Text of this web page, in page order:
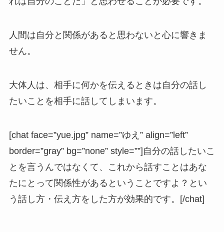
人間は自分と関係があると思わないと心に響きま
せん。
大体人は、相手に何かを伝えるときは自分の話し
たいことを相手に話してしまいます。
[chat face=”yue.jpg” name=”ゆえ” align=”left”
border=”gray” bg=”none” style=””]自分の話したいこ
とを言うんではなくて、これから話すことはあな
たにとって関係性があるということですよ？とい
う話し方・伝え方をした方が効果的です。[/chat]